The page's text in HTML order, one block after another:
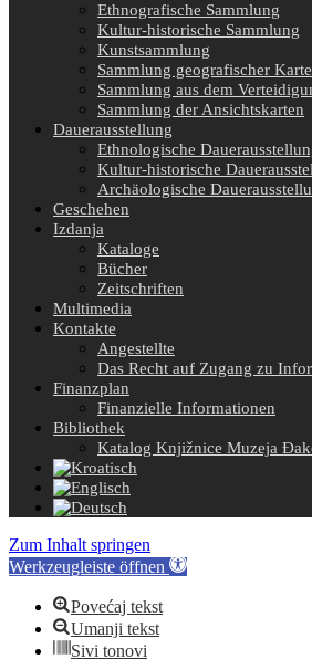
Ethnografische Sammlung
Kultur-historische Sammlung
Kunstsammlung
Sammlung geografischer
Sammlung aus dem
Sammlung der Ansichtskarten
Dauerausstellung
Ethnologische
Kultur-historische
Archäologische
Geschehen
Izdanja
Kataloge
Bücher
Zeitschriften
Multimedia
Kontakte
Angestellte
Das Recht auf Zugang zu
Finanzplan
Finanzielle Informationen
Bibliothek
Katalog Knjižnice Muzeja
Zum Inhalt springen
Werkzeugleiste öffnen
Povećaj tekst
Umanji tekst
Sivi tonovi